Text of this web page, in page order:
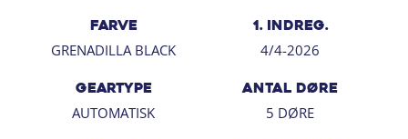
FARVE
GRENADILLA BLACK
1. INDREG.
4/4-2026
GEARTYPE
AUTOMATISK
ANTAL DØRE
5 DØRE